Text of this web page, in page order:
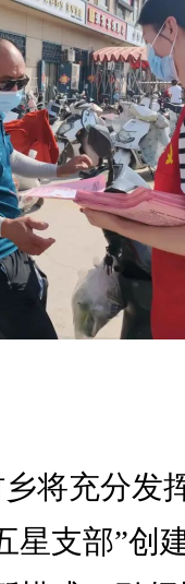
充分发
星支部”创